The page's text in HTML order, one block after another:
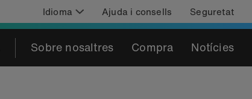
Idioma Ajuda i consells Seguretat
Sobre nosaltres Compra Notícies